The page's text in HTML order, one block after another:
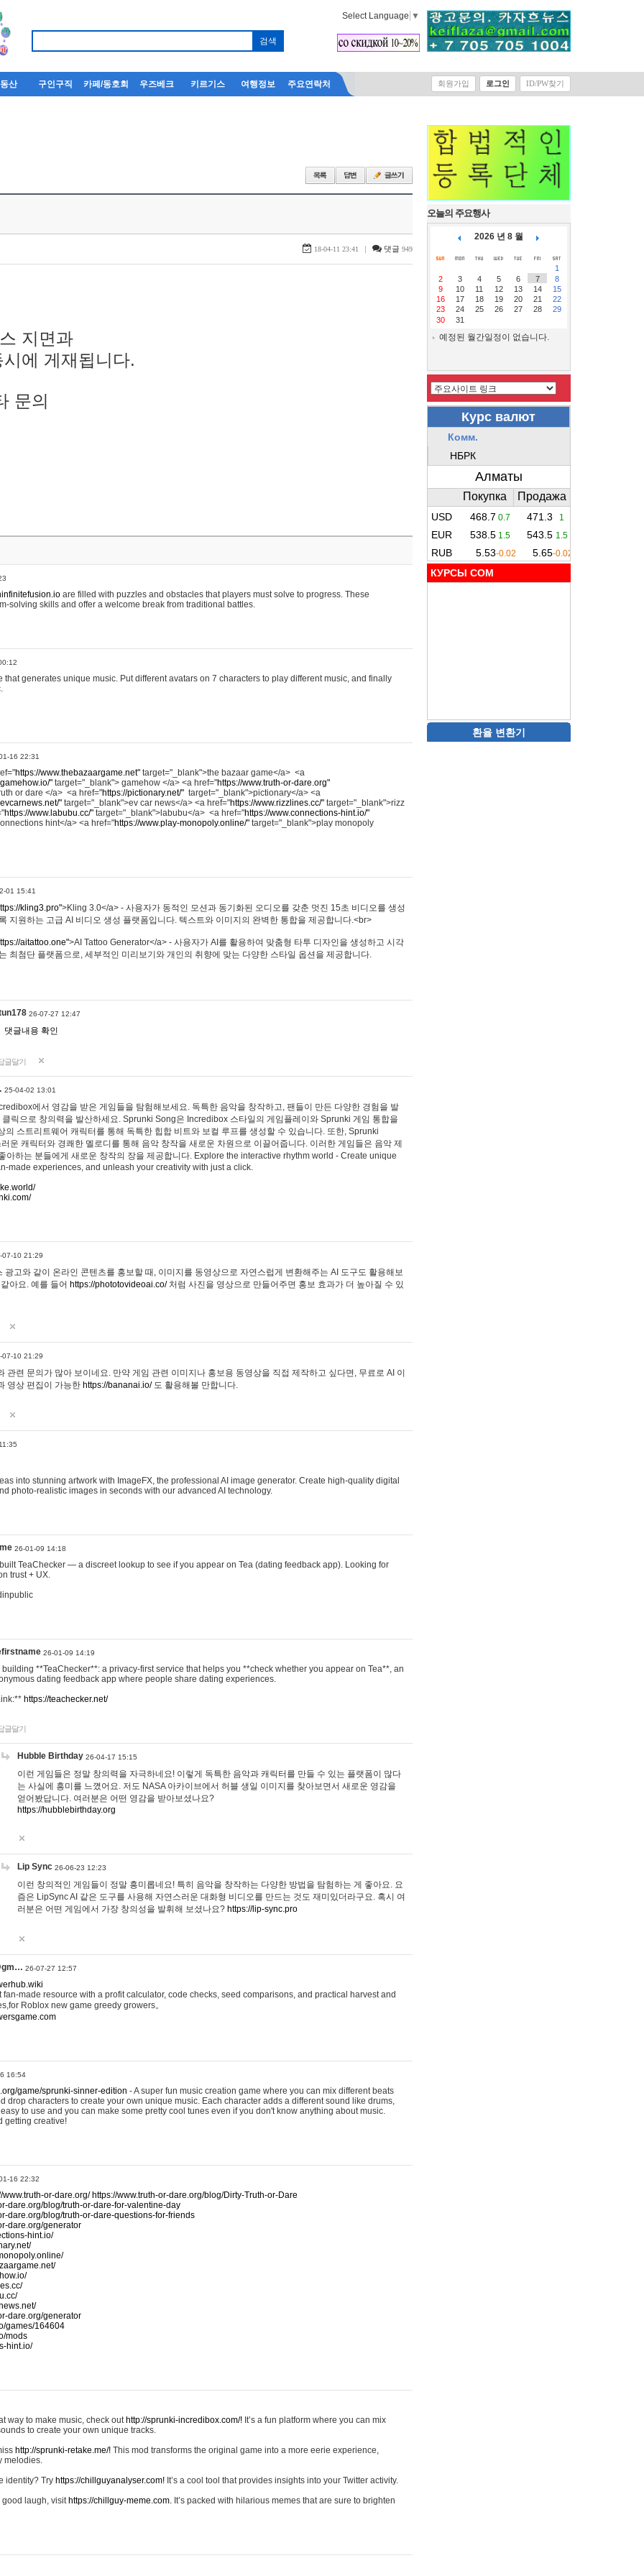
Select Language ▼
산 구인구직 카페/동호회 우즈베크 키르기스 여행정보 주요연락처 회원가입 로그인 ID/PW찾기
18-04-11 23:41 | 댓글 949
지면과
에 게재됩니다.
문의
are filled with puzzles and obstacles that players must solve to progress. These
solving skills and offer a welcome break from traditional battles.
that generates unique music. Put different avatars on 7 characters to play different music, and finally
16 22:31
https://www.thebazaargame.net" target="_blank">the bazaar game</a> <a
" target="_blank"> gamehow </a> <a href="https://www.truth-or-dare.org"
or dare </a> <a href="https://pictionary.net/" target="_blank">pictionary</a> <a
" target="_blank">ev car news</a> <a href="https://www.rizzlines.cc/" target="_blank">rizz
https://www.labubu.cc/" target="_blank">labubu</a> <a href="https://www.connections-hint.io/"
hint</a> <a href="https://www.play-monopoly.online/" target="_blank">play monopoly
01 15:41
kling3.pro">Kling 3.0</a> - 사용자가 동적인 모션과 동기화된 오디오를 갖춘 멋진 15초 비디오를 생성
지원하는 고급 AI 비디오 생성 플랫폼입니다. 텍스트와 이미지의 완벽한 통합을 제공합니다.<br>
aitattoo.one">AI Tattoo Generator</a> - 사용자가 AI를 활용하여 맞춤형 타투 디자인을 생성하고 시각
최첨단 플랫폼으로, 세부적인 미리보기와 개인의 취향에 맞는 다양한 스타일 옵션을 제공합니다.
26-07-27 12:47
댓글내용 확인
글달기
25-04-02 13:01
에서 영감을 받은 게임들을 탐험해보세요. 독특한 음악을 창작하고, 팬들이 만든 다양한 경험을 발
클릭으로 창의력을 발산하세요. Sprunki Song은 Incredibox 스타일의 게임플레이와 Sprunki 게임 통합을
의 스트리트웨어 캐릭터를 통해 독특한 힙합 비트와 보컬 루프를 생성할 수 있습니다. 또한, Sprunki
운 캐릭터와 경쾌한 멜로디를 통해 음악 창작을 새로운 차원으로 이끌어줍니다. 이러한 게임들은 음악 제
아하는 분들에게 새로운 창작의 장을 제공합니다. Explore the interactive rhythm world - Create unique
made experiences, and unleash your creativity with just a click.
07-10 21:29
광고와 같이 온라인 콘텐츠를 홍보할 때, 이미지를 동영상으로 자연스럽게 변환해주는 AI 도구도 활용해보
아요. 예를 들어 https://phototovideoai.co/처럼 사진을 영상으로 만들어주면 홍보 효과가 더 높아질 수 있
07-10 21:29
관련 문의가 많아 보이네요. 만약 게임 관련 이미지나 홍보용 동영상을 직접 제작하고 싶다면, 무료로 AI 이
영상 편집이 가능한 https://bananai.io/도 활용해볼 만합니다.
into stunning artwork with ImageFX, the professional AI image generator. Create high-quality digital
photo-realistic images in seconds with our advanced AI technology.
26-01-09 14:18
TeaChecker — a discreet lookup to see if you appear on Tea (dating feedback app). Looking for
trust + UX.
26-01-09 14:19
building **TeaChecker**: a privacy-first service that helps you **check whether you appear on Tea**, an
dating feedback app where people share dating experiences.
https://teachecker.net/
글달기
Hubble Birthday 26-04-17 15:15
이런 게임들은 정말 창의력을 자극하네요! 이렇게 독특한 음악과 캐릭터를 만들 수 있는 플랫폼이 많다
는 사실에 흥미를 느꼈어요. 저도 NASA 아카이브에서 허블 생일 이미지를 찾아보면서 새로운 영감을
얻어봤답니다. 여러분은 어떤 영감을 받아보셨나요?
https://hubblebirthday.org
Lip Sync 26-06-23 12:23
이런 창의적인 게임들이 정말 흥미롭네요! 특히 음악을 창작하는 다양한 방법을 탐험하는 게 좋아요. 요
즘은 LipSync AI 같은 도구를 사용해 자연스러운 대화형 비디오를 만드는 것도 재미있더라구요. 혹시 여
러분은 어떤 게임에서 가장 창의성을 발휘해 보셨나요? https://lip-sync.pro
26-07-27 12:57
made resource with a profit calculator, code checks, seed comparisons, and practical harvest and
Roblox new game greedy growers。
16:54
game/sprunki-sinner-edition - A super fun music creation game where you can mix different beats
drop characters to create your own unique music. Each character adds a different sound like drums,
to use and you can make some pretty cool tunes even if you don't know anything about music.
getting creative!
16 22:32
www.truth-or-dare.org/ https://www.truth-or-dare.org/blog/Dirty-Truth-or-Dare
dare.org/blog/truth-or-dare-for-valentine-day
dare.org/blog/truth-or-dare-questions-for-friends
dare.org/generator
hint.io/
dare.org/generator
games/164604
mods
hint.io/
way to make music, check out http://sprunki-incredibox.com/! It’s a fun platform where you can mix
to create your own unique tracks.
http://sprunki-retake.me/! This mod transforms the original game into a more eerie experience,
melodies.
identity? Try https://chillguyanalyser.com! It’s a cool tool that provides insights into your Twitter activity.
good laugh, visit https://chillguy-meme.com. It’s packed with hilarious memes that are sure to brighten
오늘의 주요행사
2026 년 8 월
1
2
3 4 5 6 7
8
9
10 11 12 13 14
15
16
17 18 19 20 21
22
23
24 25 26 27 28
29
30
31
예정된 월간일정이 없습니다.
КУРСЫ COM
환율 변환기